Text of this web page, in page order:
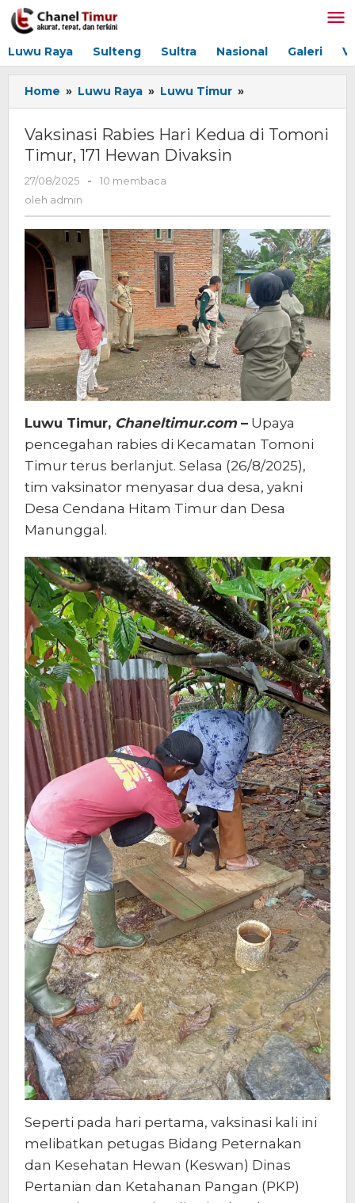
Lewati
ke
Luwu Raya Sulteng Sultra Nasional Galeri
Home » Luwu Raya » Luwu Timur »
Rabies
Kedua
Divaksin
Vaksinasi Rabies Hari Kedua di Tomoni
Timur, 171 Hewan Divaksin
27/08/2025
oleh
-
10 membaca
oleh admin
Luwu Timur, Chaneltimur.com– Upaya
pencegahan rabies di Kecamatan Tomoni
Timur terus berlanjut. Selasa (26/8/2025),
tim vaksinator menyasar dua desa, yakni
Desa Cendana Hitam Timur dan Desa
Manunggal.
Seperti pada hari pertama, vaksinasi kali ini
melibatkan petugas Bidang Peternakan
dan Kesehatan Hewan (Keswan) Dinas
Pertanian dan Ketahanan Pangan (PKP)